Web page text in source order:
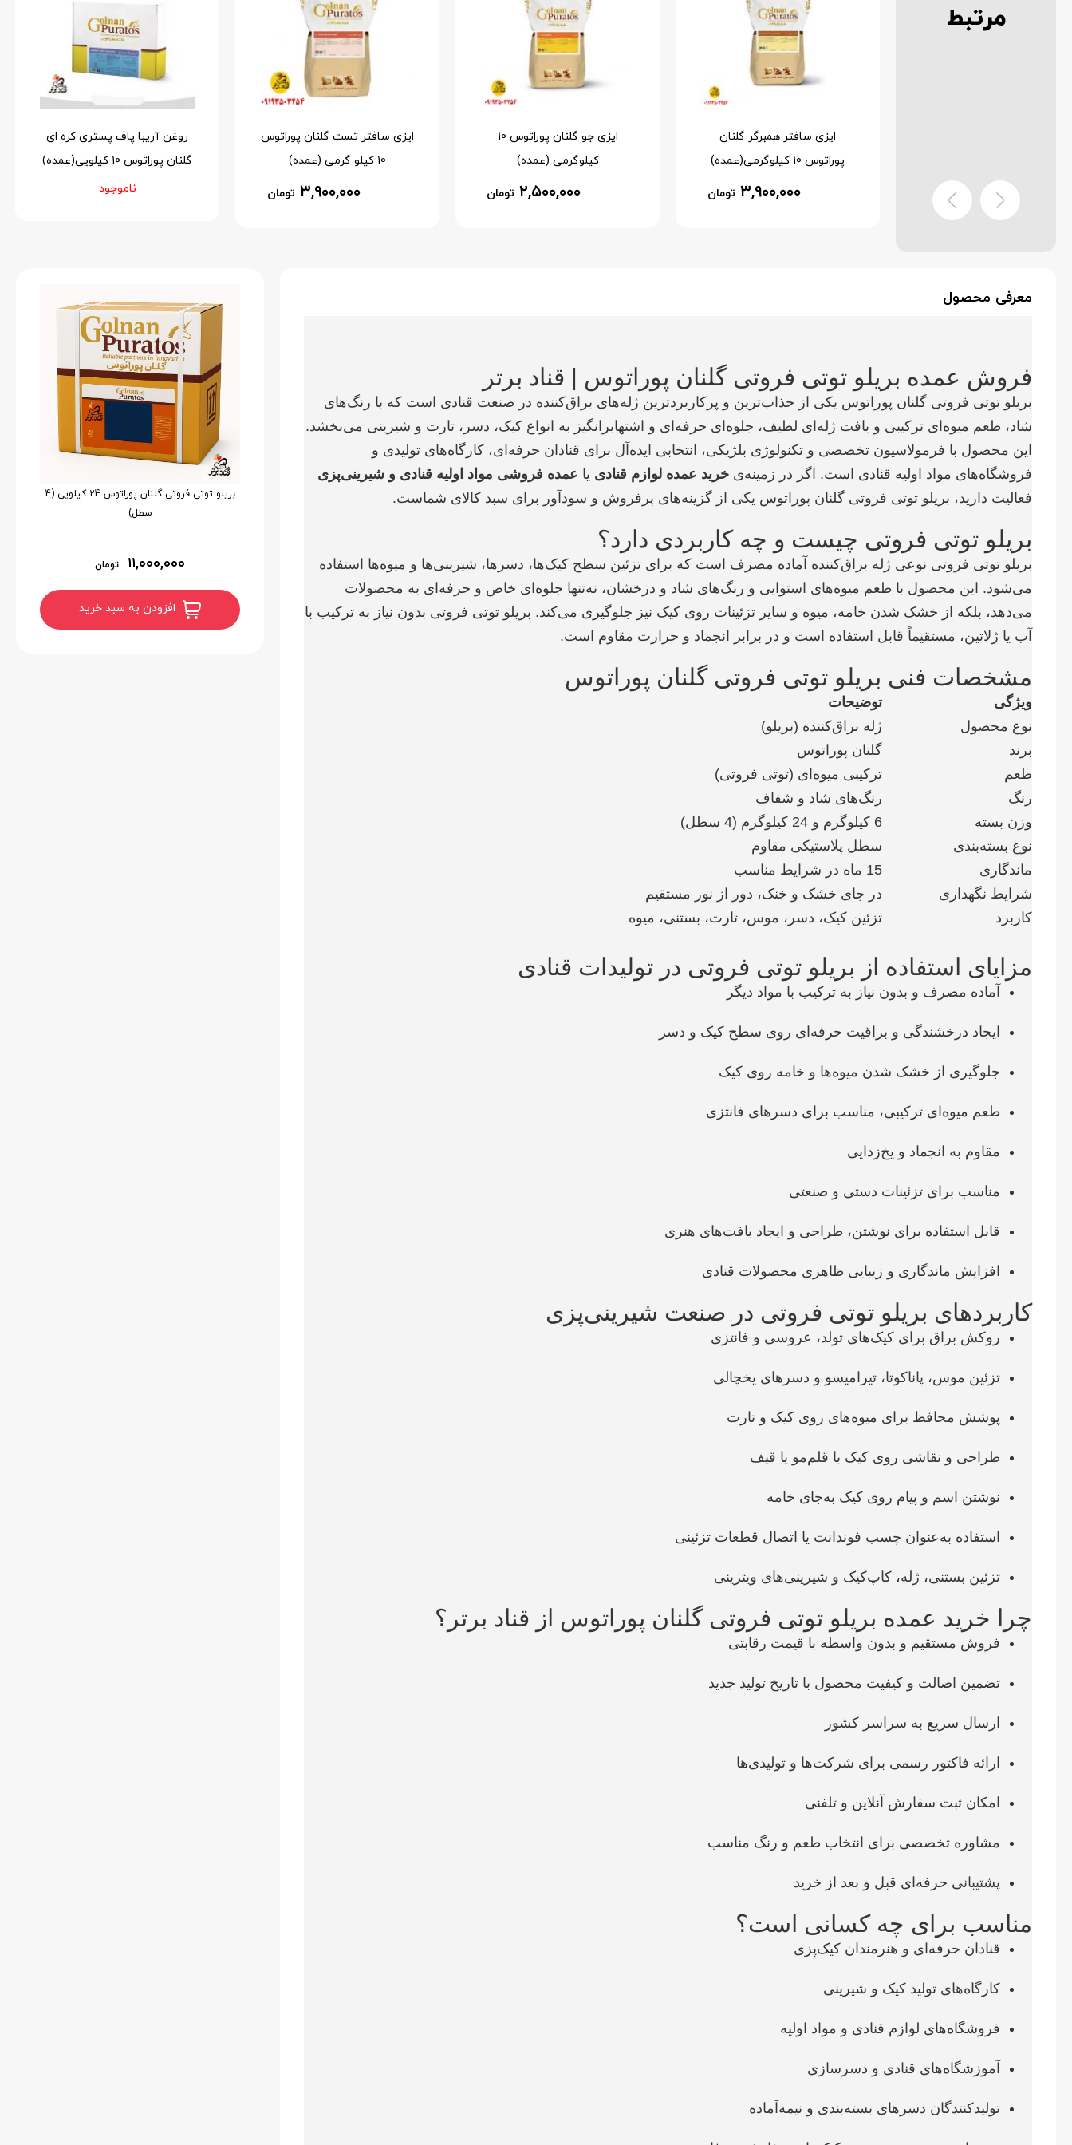
مرتبط
۴,۸۰۰,۰۰۰ تومان
ایزی سافتر همبرگر گلنان
پوراتوس 10 کیلوگرمی(عمده)
۳,۹۰۰,۰۰۰ تومان
ایزی جو گلنان پوراتوس 10
کیلوگرمی (عمده)
۲,۵۰۰,۰۰۰ تومان
ایزی سافتر تست گلنان پوراتوس
10 کیلو گرمی (عمده)
۳,۹۰۰,۰۰۰ تومان
روغن آریبا پاف پستری کره ای
گلنان پوراتوس 10 کیلویی(عمده)
ناموجود
معرفی محصول
فروش عمده بریلو توتی فروتی گلنان پوراتوس | قناد برتر
بریلو توتی فروتی گلنان پوراتوس یکی از جذاب‌ترین و پرکاربردترین ژله‌های براق‌کننده در صنعت قنادی است که با رنگ‌های
شاد، طعم میوه‌ای ترکیبی و بافت ژله‌ای لطیف، جلوه‌ای حرفه‌ای و اشتهابرانگیز به انواع کیک، دسر، تارت و شیرینی می‌بخشد.
این محصول با فرمولاسیون تخصصی و تکنولوژی بلژیکی، انتخابی ایده‌آل برای قنادان حرفه‌ای، کارگاه‌های تولیدی و
فروشگاه‌های مواد اولیه قنادی است. اگر در زمینه‌ی خرید عمده لوازم قنادی یا عمده فروشی مواد اولیه قنادی و شیرینی‌پزی
فعالیت دارید، بریلو توتی فروتی گلنان پوراتوس یکی از گزینه‌های پرفروش و سودآور برای سبد کالای شماست.
بریلو توتی فروتی چیست و چه کاربردی دارد؟
بریلو توتی فروتی نوعی ژله براق‌کننده آماده مصرف است که برای تزئین سطح کیک‌ها، دسرها، شیرینی‌ها و میوه‌ها استفاده
می‌شود. این محصول با طعم میوه‌های استوایی و رنگ‌های شاد و درخشان، نه‌تنها جلوه‌ای خاص و حرفه‌ای به محصولات
می‌دهد، بلکه از خشک شدن خامه، میوه و سایر تزئینات روی کیک نیز جلوگیری می‌کند. بریلو توتی فروتی بدون نیاز به ترکیب با
آب یا ژلاتین، مستقیماً قابل استفاده است و در برابر انجماد و حرارت مقاوم است.
مشخصات فنی بریلو توتی فروتی گلنان پوراتوس
ویژگیتوضیحات
نوع محصول
ژله براق‌کننده (بریلو)
برند
گلنان پوراتوس
طعم
ترکیبی میوه‌ای (توتی فروتی)
رنگ
رنگ‌های شاد و شفاف
وزن بسته
6 کیلوگرم و 24 کیلوگرم (4 سطل)
نوع بسته‌بندی
سطل پلاستیکی مقاوم
ماندگاری
15 ماه در شرایط مناسب
شرایط نگهداری
در جای خشک و خنک، دور از نور مستقیم
کاربرد
تزئین کیک، دسر، موس، تارت، بستنی، میوه
مزایای استفاده از بریلو توتی فروتی در تولیدات قنادی
آماده مصرف و بدون نیاز به ترکیب با مواد دیگر
ایجاد درخشندگی و براقیت حرفه‌ای روی سطح کیک و دسر
جلوگیری از خشک شدن میوه‌ها و خامه روی کیک
طعم میوه‌ای ترکیبی، مناسب برای دسرهای فانتزی
مقاوم به انجماد و یخ‌زدایی
مناسب برای تزئینات دستی و صنعتی
قابل استفاده برای نوشتن، طراحی و ایجاد بافت‌های هنری
افزایش ماندگاری و زیبایی ظاهری محصولات قنادی
کاربردهای بریلو توتی فروتی در صنعت شیرینی‌پزی
روکش براق برای کیک‌های تولد، عروسی و فانتزی
تزئین موس، پاناکوتا، تیرامیسو و دسرهای یخچالی
پوشش محافظ برای میوه‌های روی کیک و تارت
طراحی و نقاشی روی کیک با قلم‌مو یا قیف
نوشتن اسم و پیام روی کیک به‌جای خامه
استفاده به‌عنوان چسب فوندانت یا اتصال قطعات تزئینی
تزئین بستنی، ژله، کاپ‌کیک و شیرینی‌های ویترینی
چرا خرید عمده بریلو توتی فروتی گلنان پوراتوس از قناد برتر؟
فروش مستقیم و بدون واسطه با قیمت رقابتی
تضمین اصالت و کیفیت محصول با تاریخ تولید جدید
ارسال سریع به سراسر کشور
ارائه فاکتور رسمی برای شرکت‌ها و تولیدی‌ها
امکان ثبت سفارش آنلاین و تلفنی
مشاوره تخصصی برای انتخاب طعم و رنگ مناسب
پشتیبانی حرفه‌ای قبل و بعد از خرید
مناسب برای چه کسانی است؟
قنادان حرفه‌ای و هنرمندان کیک‌پزی
کارگاه‌های تولید کیک و شیرینی
فروشگاه‌های لوازم قنادی و مواد اولیه
آموزشگاه‌های قنادی و دسرسازی
تولیدکنندگان دسرهای بسته‌بندی و نیمه‌آماده
بریلو توتی فروتی گلنان پوراتوس 24 کیلویی (4
سطل)
۱۱,۰۰۰,۰۰۰ تومان
افزودن به سبد خرید